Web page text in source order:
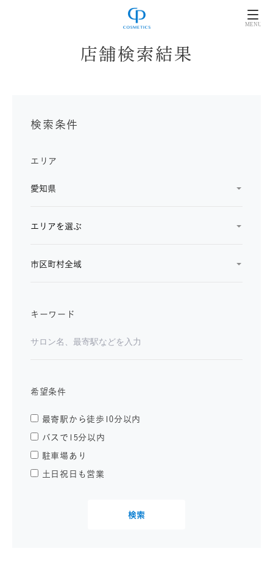
店舗検索結果
検索条件
エリア
キーワード
希望条件
最寄駅から徒歩10分以内
バスで15分以内
駐車場あり
土日祝日も営業
検索